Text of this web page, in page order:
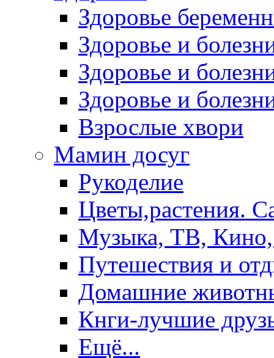
Здоровье
Здоровье и
Здоровье и
Здоровье и
Взрослые хвори
Мамин досуг
Рукоделие
Цветы,растения.
Музыка, ТВ,
Путешествия и
Домашние
Кнги-лучшие
Ещё...